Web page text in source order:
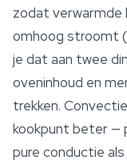
zodat verwarmde
omhoog stroomt
je dat aan twee
oveninhoud en
trekken.
kookpunt beter —
pure conductie